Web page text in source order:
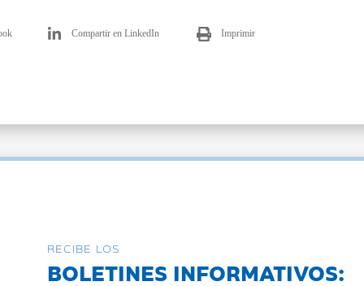
Compartir en LinkedIn Imprimir
RECIBE LOS
BOLETINES INFORMATIVOS: